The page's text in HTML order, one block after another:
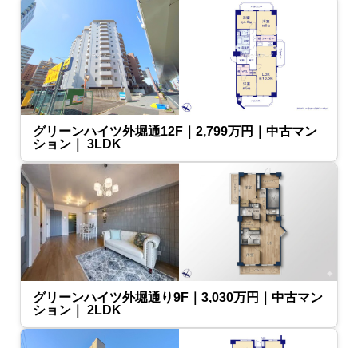
グリーンハイツ外堀通12F｜2,799万円｜中古マン
ション｜ 3LDK
グリーンハイツ外堀通り9F｜3,030万円｜中古マン
ション｜ 2LDK